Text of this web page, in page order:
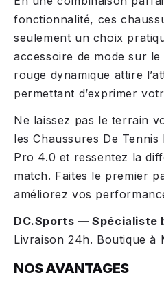
fonctionnalité, ces
seulement un choix
accessoire de mode sur
rouge dynamique attire
permettant d’exprimer
Ne laissez pas le terrain
les Chaussures De
Pro 4.0 et ressentez la
match. Faites le premier
améliorez vos
DC.Sports — Spécialiste
Livraison 24h. Boutique à
NOS AVANTAGES